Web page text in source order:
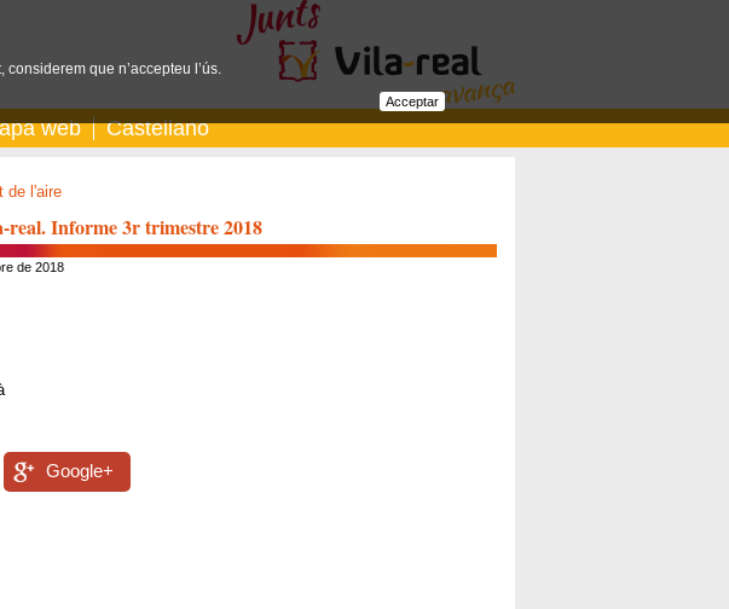
web Castellano
de l'aire
Informe 3r trimestre 2018
de 2018
Google+
que n’accepteu l’ús.
Acceptar